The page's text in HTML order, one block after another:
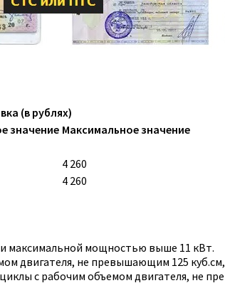
(в рублях)
значение Максимальное значение
4 260
4 260
и максимальной мощностью выше 11 кВт.
двигателя, не превышающим 125
с рабочим объемом двигателя, не